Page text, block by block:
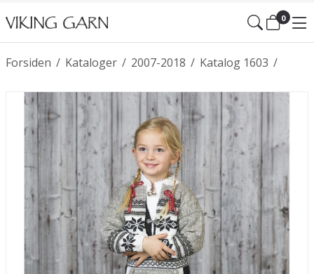
0
/
Forsiden /
Kataloger /
2007-2018 /
Katalog 1603